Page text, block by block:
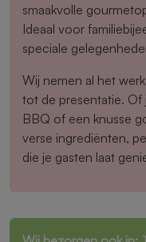
smaakvolle
Ideaal voor
speciale
Wij nemen al het
tot de presentatie.
BBQ of een knusse
verse ingrediënten,
die je gasten laat